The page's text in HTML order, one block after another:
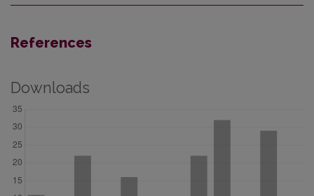
References
Downloads